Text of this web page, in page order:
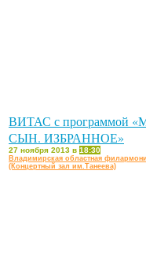
ВИТАС с программой
СЫН. ИЗБРАННОЕ»
27 ноября 2013 в 18:30
Владимирская областная
(Концертный зал им.Танеева)